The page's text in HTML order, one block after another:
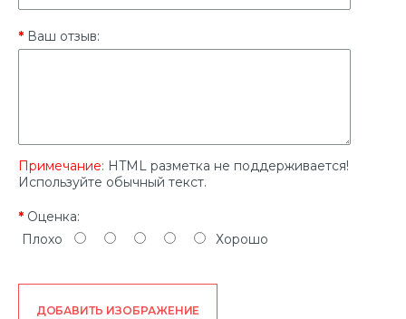
Ваш отзыв:
Примечание: HTML разметка не поддерживается!
Используйте обычный текст.
Оценка:
Плохо
Хорошо
ДОБАВИТЬ ИЗОБРАЖЕНИЕ